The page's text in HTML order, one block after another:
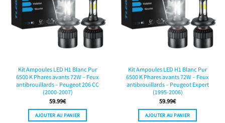
Kit Ampoules LED H1 Blanc Pur
6500 K Phares avants 72W – Feux
antibrouillards – Peugeot 206 CC
(2000-2007)
59.99€
AJOUTER AU PANIER
Kit Ampoules LED H1 Blanc Pur
6500 K Phares avants 72W – Feux
antibrouillards – Peugeot Expert
(1995-2006)
59.99€
AJOUTER AU PANIER